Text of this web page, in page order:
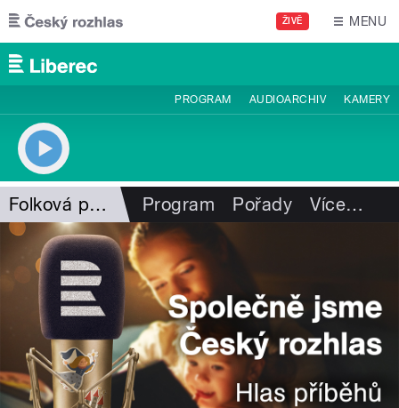
Přejít k hlavnímu obsahu
ŽIVĚ MENU
PROGRAM AUDIOARCHIV KAMERY
Folková pohlazení Program Pořady Více…